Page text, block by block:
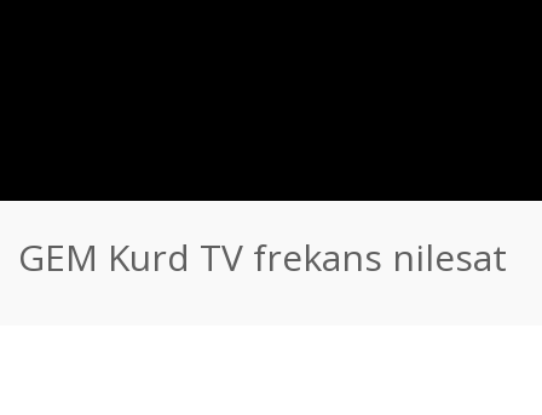
GEM Kurd TV frekans nilesat